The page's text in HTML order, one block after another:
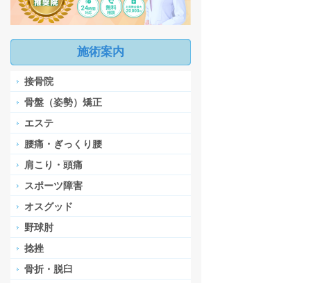
施術案内
接骨院
骨盤（姿勢）矯正
エステ
腰痛・ぎっくり腰
肩こり・頭痛
スポーツ障害
オスグッド
野球肘
捻挫
骨折・脱臼